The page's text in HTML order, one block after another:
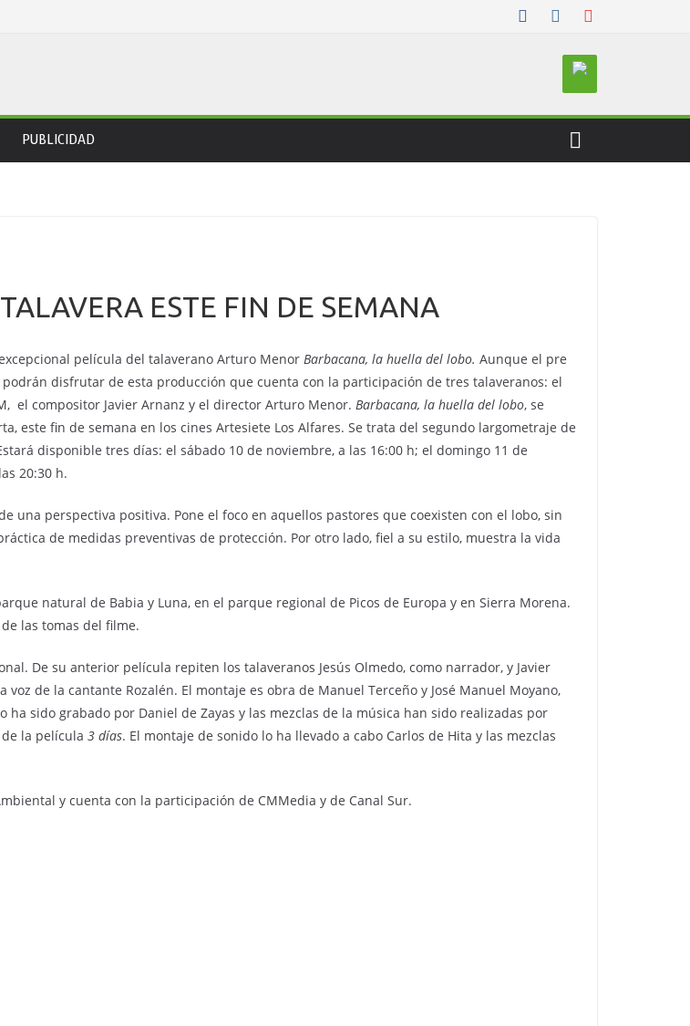
PUBLICIDAD
ESTE FIN DE SEMANA
película del talaverano Arturo Menor Barbacana, la huella del lobo. Aunque el pre
disfrutar de esta producción que cuenta con la participación de tres talaveranos: el
el compositor Javier Arnanz y el director Arturo Menor. Barbacana, la huella del lobo, se
este fin de semana en los cines Artesiete Los Alfares. Se trata del segundo largometraje de
disponible tres días: el sábado 10 de noviembre, a las 16:00 h; el domingo 11 de
20:30 h.
una perspectiva positiva. Pone el foco en aquellos pastores que coexisten con el lobo, sin
de medidas preventivas de protección. Por otro lado, fiel a su estilo, muestra la vida
natural de Babia y Luna, en el parque regional de Picos de Europa y en Sierra Morena.
las tomas del filme.
De su anterior película repiten los talaveranos Jesús Olmedo, como narrador, y Javier
de la cantante Rozalén. El montaje es obra de Manuel Terceño y José Manuel Moyano,
ha sido grabado por Daniel de Zayas y las mezclas de la música han sido realizadas por
la película 3 días. El montaje de sonido lo ha llevado a cabo Carlos de Hita y las mezclas
y cuenta con la participación de CMMedia y de Canal Sur.